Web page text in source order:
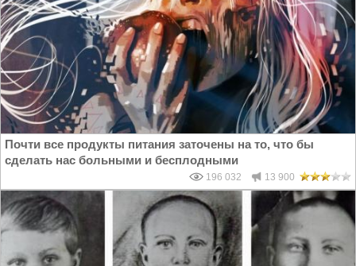
Почти все продукты питания заточены на то, что бы
сделать нас больными и бесплодными
196 032 13 900